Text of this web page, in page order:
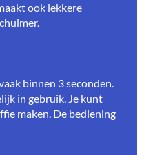
ook lekkere
binnen 3 seconden.
in gebruik. Je kunt
maken. De bediening